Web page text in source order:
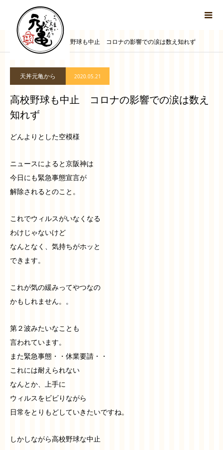
ブログ 高校野球も中止 コロナの影響での涙は数え知れず
天丼元亀から 2020.05.21
高校野球も中止 コロナの影響での涙は数え
知れず
どんよりとした空模様
ニュースによると京阪神は
今日にも緊急事態宣言が
解除されるとのこと。
これでウィルスがいなくなる
わけじゃないけど
なんとなく、気持ちがホッと
できます。
これが気の緩みってやつなの
かもしれません。。
第２波みたいなことも
言われています。
また緊急事態・・休業要請・・
これには耐えられない
なんとか、上手に
ウィルスをビビりながら
日常をとりもどしていきたいですね。
しかしながら高校野球な中止